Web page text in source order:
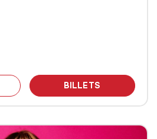
SHAUIT AVEC INVITÉ
BILLETS DES